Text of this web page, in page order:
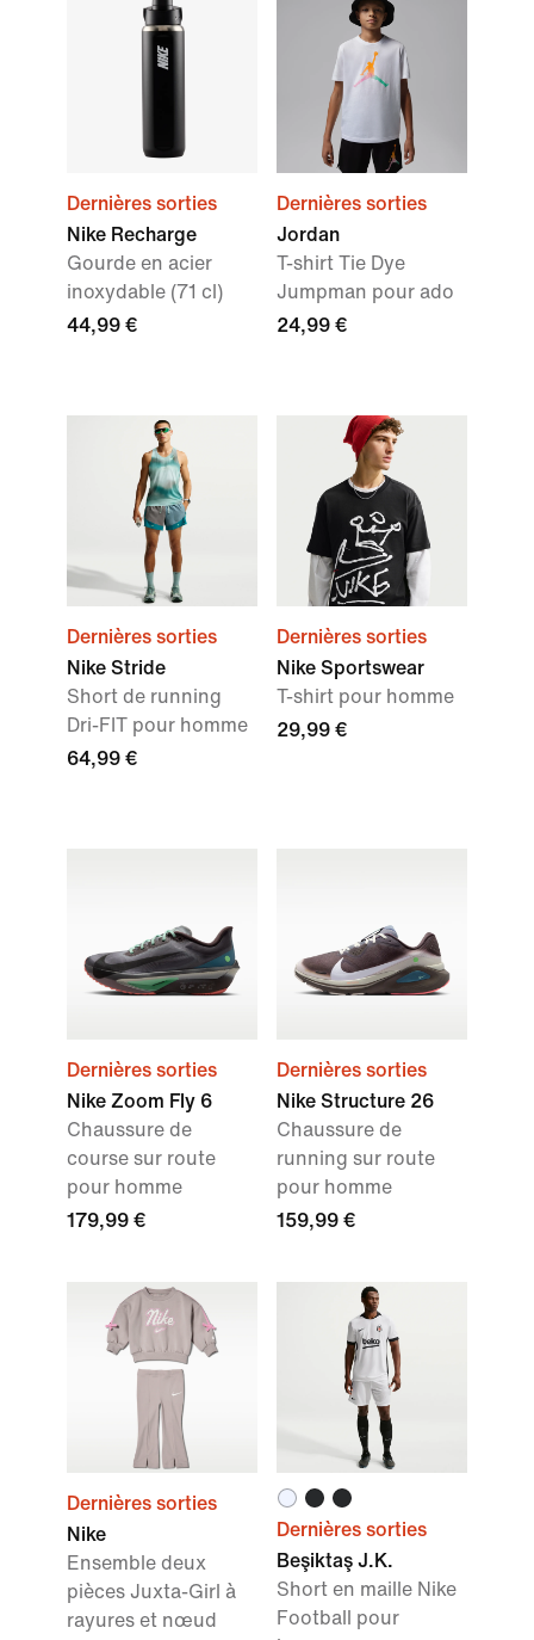
Dernières sorties
Nike Recharge
Gourde en acier
inoxydable (71 cl)
44,99 €
Dernières sorties
Jordan
T-shirt Tie Dye
Jumpman pour ado
24,99 €
Dernières sorties
Nike Stride
Short de running
Dri-FIT pour homme
64,99 €
Dernières sorties
Nike Sportswear
T-shirt pour homme
29,99 €
Dernières sorties
Nike Zoom Fly 6
Chaussure de
course sur route
pour homme
179,99 €
Dernières sorties
Nike Structure 26
Chaussure de
running sur route
pour homme
159,99 €
Dernières sorties
Nike
Ensemble deux
pièces Juxta-Girl à
rayures et nœud
Dernières sorties
Beşiktaş J.K.
Short en maille Nike
Football pour